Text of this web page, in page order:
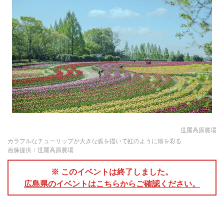
世羅高原農場
カラフルなチューリップが大きな弧を描いて虹のように畑を彩る
画像提供：世羅高原農場
※ このイベントは終了しました。
広島県のイベントはこちらからご確認ください。